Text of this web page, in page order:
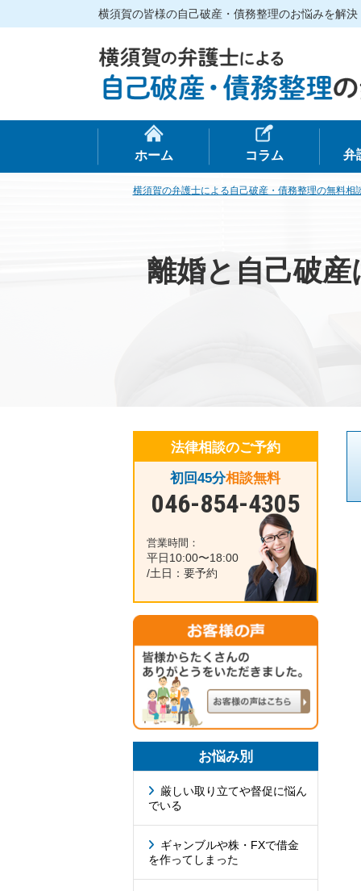
横須賀の皆様の自己破産・債務整理のお悩みを解
ホーム コラム 弁
横須賀の弁護士による自己破産・債務整理の無料相
離婚と自己破
法律相談のご予約
初回45分相談無料
046-854-4305
営業時間：
平日10:00〜18:00
/土日：要予約
お悩み別
厳しい取り立てや督促に悩ん
でいる
ギャンブルや株・FXで借金
を作ってしまった